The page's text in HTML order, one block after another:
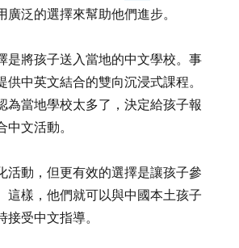
廣泛的選擇來幫助他們進步。
是將孩子送入當地的中文學校。事
供中英文結合的雙向沉浸式課程。
為當地學校太多了，決定給孩子報
文活動。
活動，但更有效的選擇是讓孩子參
這樣，他們就可以與中國本土孩子
受中文指導。